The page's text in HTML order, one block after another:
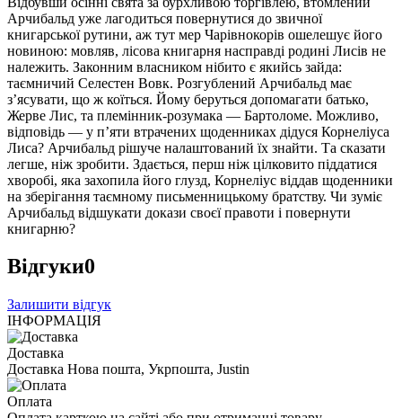
Арчибальд уже лагодиться повернутися до звичної
книгарської рутини, аж тут мер Чарівнокорів ошелешує його
новиною: мовляв, лісова книгарня насправді родині Лисів не
належить. Законним власником нібито є якийсь зайда:
таємничий Селестен Вовк. Розгублений Арчибальд має
з’ясувати, що ж коїться. Йому беруться допомагати батько,
Жерве Лис, та племінник-розумака — Бартоломе. Можливо,
відповідь — у п’яти втрачених щоденниках дідуся Корнеліуса
Лиса? Арчибальд рішуче налаштований їх знайти. Та сказати
легше, ніж зробити. Здається, перш ніж цілковито піддатися
хворобі, яка захопила його глузд, Корнеліус віддав щоденники
на зберігання таємному письменницькому братству. Чи зуміє
Арчибальд відшукати докази своєї правоти і повернути
книгарню?
Відгуки0
Залишити відгук
ІНФОРМАЦІЯ
Доставка
Доставка Нова пошта, Укрпошта, Justin
Оплата